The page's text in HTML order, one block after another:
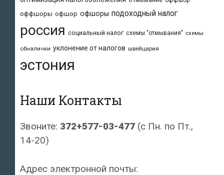
оффшоры офшор офшоры подоходный налог
россия социальный налог схемы "отмывания" схемы
обналички уклонение от налогов швейцария
эстония
Наши Контакты
Звоните: 372+577-03-477 (с Пн. по Пт.,
14-20)
Адрес электронной почты: